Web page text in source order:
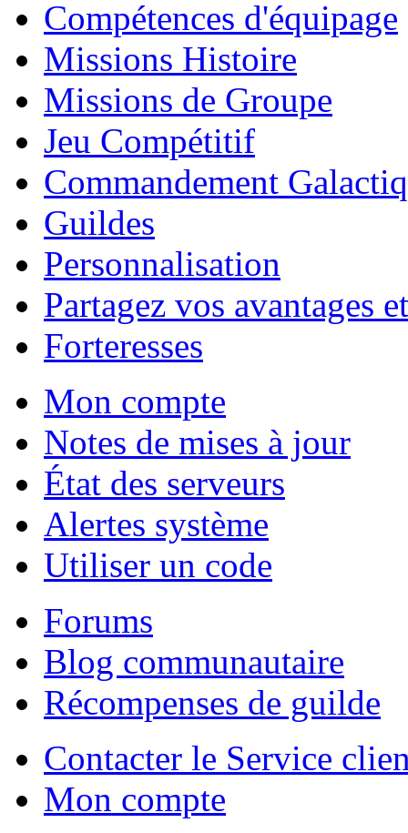
Compétences d'équipage
Missions Histoire
Missions de Groupe
Jeu Compétitif
Commandement
Guildes
Personnalisation
Partagez vos avantages
Forteresses
Mon compte
Notes de mises à jour
État des serveurs
Alertes système
Utiliser un code
Forums
Blog communautaire
Récompenses de guilde
Contacter le Service
Mon compte